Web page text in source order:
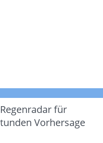
Regenradar für
Vorhersage